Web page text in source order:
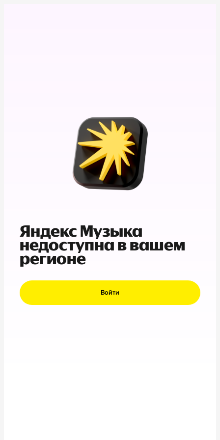
Яндекс Музыка
недоступна в вашем
регионе
Войти